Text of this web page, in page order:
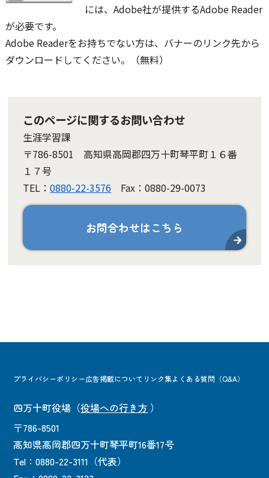
には、Adobe社が提供するAdobe Reader
が必要です。
Adobe Readerをお持ちでない方は、バナーのリンク先から
ダウンロードしてください。（無料）
このページに関するお問い合わせ
生涯学習課
〒786-8501 高知県高岡郡四万十町琴平町１６番
１７号
TEL：0880-22-3576 Fax：0880-29-0073
お問合わせはこちら
プライバシーポリシー広告掲載について リンク集よくある質問（Q&A）
四万十町役場 （役場への行き方 ）
〒786-8501
高知県高岡郡四万十町琴平町16番17号
Tel：0880-22-3111（代表）